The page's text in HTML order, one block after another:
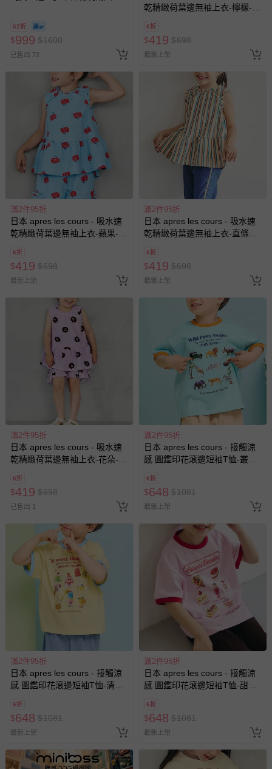
2026/10/16 正券逾期視同現金
券使用
62折
$999 $1600
已售出 72
乾精緻荷葉邊無袖上衣-檸檬-橘
6折
$419 $698
最新上架
滿2件95折
日本 apres les cours - 吸水速
乾精緻荷葉邊無袖上衣-蘋果-水
6折
$419 $698
最新上架
滿2件95折
日本 apres les cours - 吸水速
乾精緻荷葉邊無袖上衣-直條紋-
6折
$419 $698
最新上架
滿2件95折
日本 apres les cours - 吸水速
乾精緻荷葉邊無袖上衣-花朵-薰
6折
$419 $698
已售出 1
滿2件95折
日本 apres les cours - 接觸涼
感 圖鑑印花滾邊短袖T恤-叢林
6折
$648 $1081
最新上架
滿2件95折
日本 apres les cours - 接觸涼
感 圖鑑印花滾邊短袖T恤-清涼
6折
$648 $1081
最新上架
滿2件95折
日本 apres les cours - 接觸涼
感 圖鑑印花滾邊短袖T恤-甜美
6折
$648 $1081
最新上架